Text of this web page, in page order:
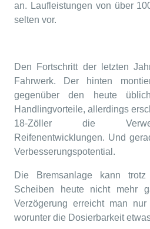
an. Laufleistungen von über
selten vor.
Den Fortschritt der letzten
Fahrwerk. Der hinten
gegenüber den heute
Handlingvorteile, allerdings
18-Zöller die
Reifenentwicklungen. Und
Verbesserungspotential.
Die Bremsanlage kann trotz
Scheiben heute nicht mehr
Verzögerung erreicht man
worunter die Dosierbarkeit